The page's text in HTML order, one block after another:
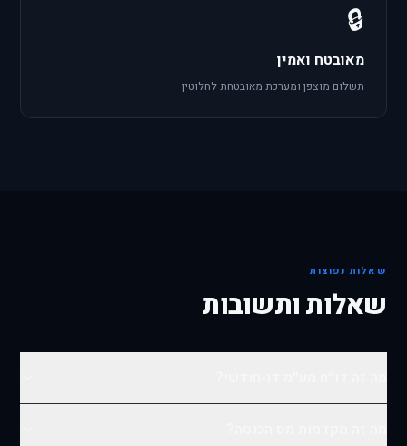
🔒
מאובטח ואמין
תשלום מוצפן ומערכת מאובטחת לחלוטין
שאלות נפוצות
שאלות ותשובות